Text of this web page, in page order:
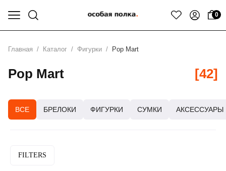
0
Главная / Каталог / Фигурки / Pop Mart
Pop Mart [42]
ВСЕ БРЕЛОКИ ФИГУРКИ СУМКИ АКСЕССУАРЫ
FILTERS